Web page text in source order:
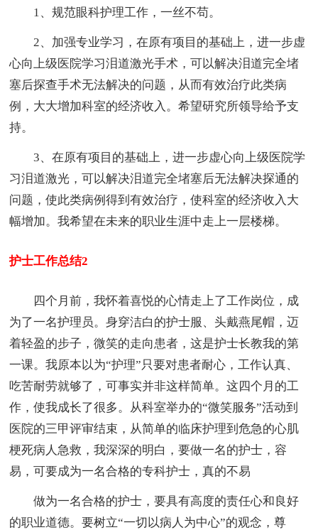
1、规范眼科护理工作，一丝不苟。
2、加强专业学习，在原有项目的基础上，进一步虚
心向上级医院学习泪道激光手术，可以解决泪道完全堵
塞后探查手术无法解决的问题，从而有效治疗此类病
例，大大增加科室的经济收入。希望研究所领导给予支
持。
3、在原有项目的基础上，进一步虚心向上级医院学
习泪道激光，可以解决泪道完全堵塞后无法解决探通的
问题，使此类病例得到有效治疗，使科室的经济收入大
幅增加。我希望在未来的职业生涯中走上一层楼梯。
护士工作总结2
四个月前，我怀着喜悦的心情走上了工作岗位，成
为了一名护理员。身穿洁白的护士服、头戴燕尾帽，迈
着轻盈的步子，微笑的走向患者，这是护士长教我的第
一课。我原本以为“护理”只要对患者耐心，工作认真、
吃苦耐劳就够了，可事实并非这样简单。这四个月的工
作，使我成长了很多。从科室举办的“微笑服务”活动到
医院的三甲评审结束，从简单的临床护理到危急的心肌
梗死病人急救，我深深的明白，要做一名的护士，容
易，可要成为一名合格的专科护士，真的不易
做为一名合格的护士，要具有高度的责任心和良好
的职业道德。要树立“一切以病人为中心”的观念，尊